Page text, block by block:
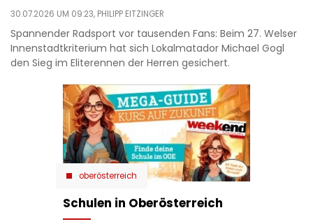
30.07.2026 UM 09:23, PHILIPP EITZINGER
Spannender Radsport vor tausenden Fans: Beim 27. Welser
Innenstadtkriterium hat sich Lokalmatador Michael Gogl
den Sieg im Eliterennen der Herren gesichert.
oberösterreich
Schulen in Oberösterreich